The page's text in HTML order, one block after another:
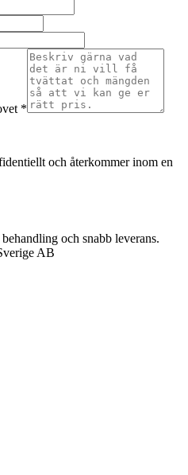
*
och återkommer inom en
och snabb leverans.
AB